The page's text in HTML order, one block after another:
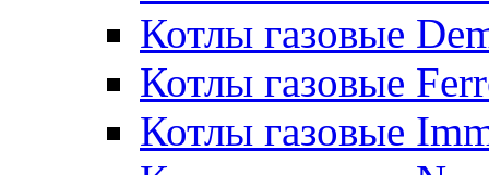
Котлы газовые
Котлы газовые
Котлы газовые